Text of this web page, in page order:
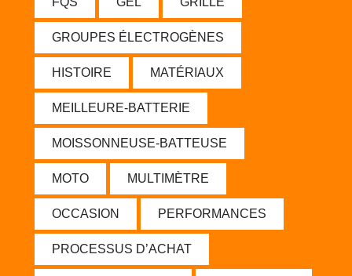
GROUPES ÉLECTROGÈNES
HISTOIRE MATÉRIAUX
MEILLEURE-BATTERIE
MOISSONNEUSE-BATTEUSE
MOTO MULTIMÈTRE
OCCASION PERFORMANCES
PROCESSUS D’ACHAT